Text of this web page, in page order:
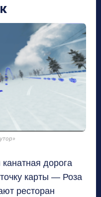
дорога
карты — Роза
ресторан